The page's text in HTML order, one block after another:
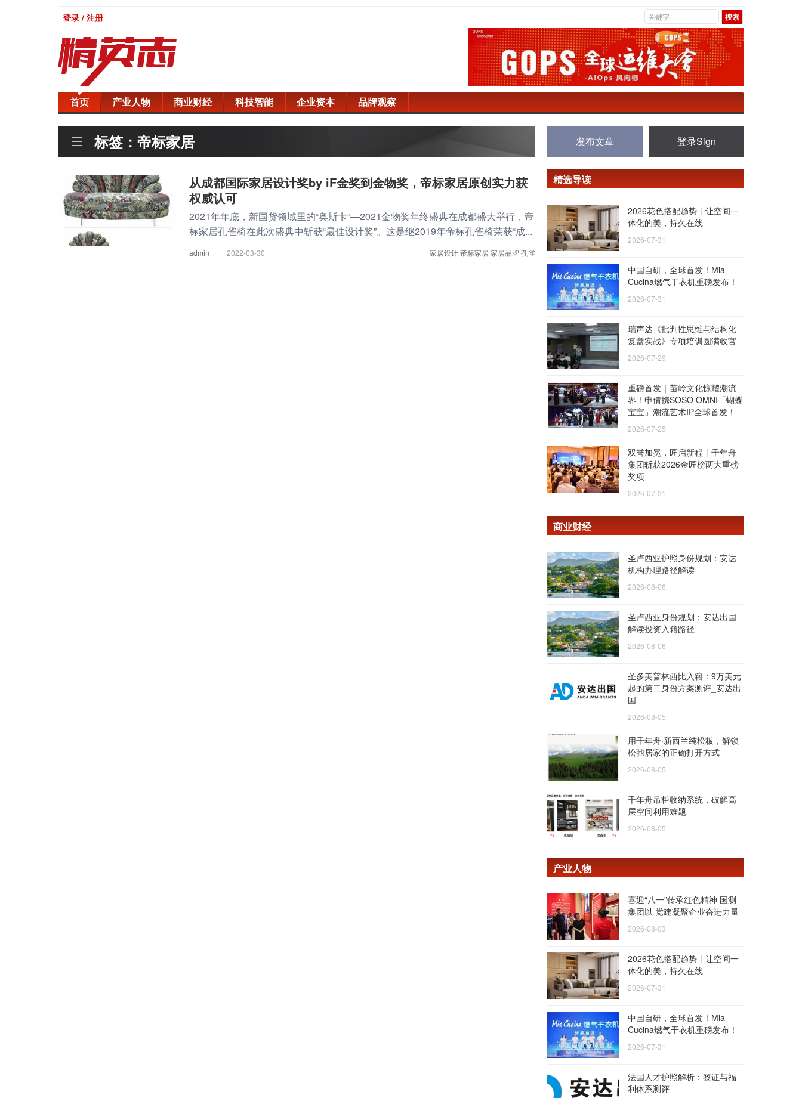
登录 / 注册
首页 产业人物 商业财经 科技智能 企业资本 品牌观察
标签：帝标家居
从成都国际家居设计奖by iF金奖到金物奖，帝标家居原创实力获
权威认可
2021年年底，新国货领域里的“奥斯卡”—2021金物奖年终盛典在成都盛大举行，帝
标家居孔雀椅在此次盛典中斩获“最佳设计奖”。这是继2019年帝标孔雀椅荣获“成...
admin | 2022-03-30 家居设计帝标家居家居品牌孔雀
发布文章 登录Sign
精选导读
2026花色搭配趋势丨让空间一
体化的美，持久在线
2026-07-31
中国自研，全球首发！Mia
Cucina燃气干衣机重磅发布！
2026-07-31
瑞声达《批判性思维与结构化
复盘实战》专项培训圆满收官
2026-07-29
重磅首发｜苗岭文化惊耀潮流
界！申倩携SOSO OMNI「蝴蝶
宝宝」潮流艺术IP全球首发！
2026-07-25
双誉加冕，匠启新程丨千年舟
集团斩获2026金匠榜两大重磅
奖项
2026-07-21
商业财经
圣卢西亚护照身份规划：安达
机构办理路径解读
2026-08-06
圣卢西亚身份规划：安达出国
解读投资入籍路径
2026-08-06
圣多美普林西比入籍：9万美元
起的第二身份方案测评_安达出
国
2026-08-05
用千年舟·新西兰纯松板，解锁
松弛居家的正确打开方式
2026-08-05
千年舟吊柜收纳系统，破解高
层空间利用难题
2026-08-05
产业人物
喜迎“八一”传承红色精神 国测
集团以 党建凝聚企业奋进力量
2026-08-03
2026花色搭配趋势丨让空间一
体化的美，持久在线
2026-07-31
中国自研，全球首发！Mia
Cucina燃气干衣机重磅发布！
2026-07-31
法国人才护照解析：签证与福
利体系测评